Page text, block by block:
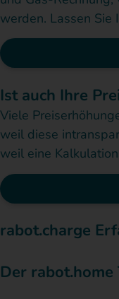
werden. Lassen Sie
Ist auch Ihre
Viele
weil diese
weil eine
rabot.charge
Der rabot.home